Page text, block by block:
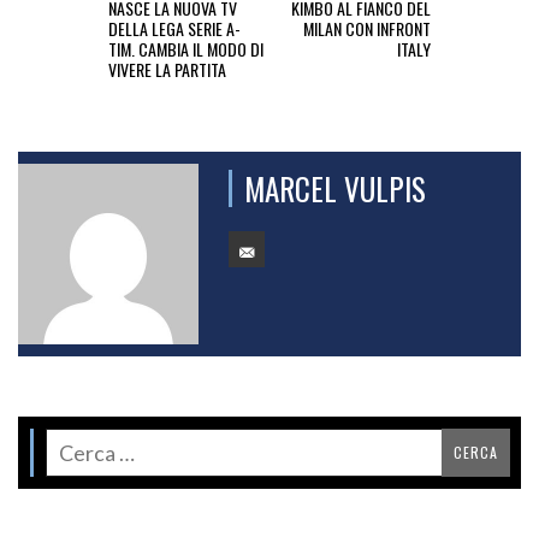
NASCE LA NUOVA TV
DELLA LEGA SERIE A-
TIM. CAMBIA IL MODO DI
VIVERE LA PARTITA
KIMBO AL FIANCO DEL
MILAN CON INFRONT
ITALY
MARCEL VULPIS